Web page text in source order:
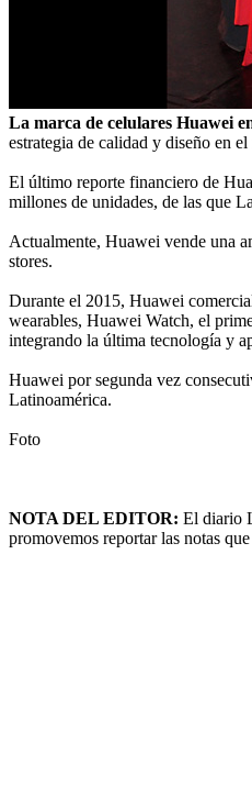
La marca de celulares Huawei
estrategia de calidad y diseño en
El último reporte financiero de
millones de unidades, de las que
Actualmente, Huawei vende una
stores.
Durante el 2015, Huawei
wearables, Huawei Watch, el
integrando la última tecnología y
Huawei por segunda vez
Latinoamérica.
Foto
NOTA DEL EDITOR: El diario
promovemos reportar las notas